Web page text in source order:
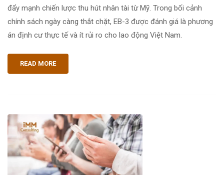
đẩy mạnh chiến lược thu hút nhân tài từ Mỹ. Trong bối cảnh
chính sách ngày càng thắt chặt, EB-3 được đánh giá là phương
án định cư thực tế và ít rủi ro cho lao động Việt Nam.
READ MORE